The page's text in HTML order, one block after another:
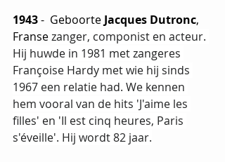
1943 -  Geboorte Jacques Dutronc,
Franse zanger, componist en acteur.
Hij huwde in 1981 met zangeres
Françoise Hardy met wie hij sinds
1967 een relatie had. We kennen
hem vooral van de hits 'J'aime les
filles' en 'Il est cinq heures, Paris
s'éveille'. Hij wordt 82 jaar.